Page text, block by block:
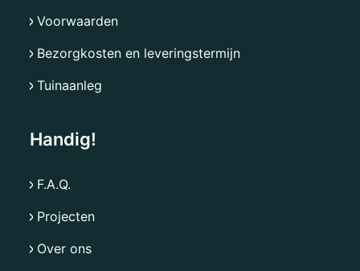
Voorwaarden
Bezorgkosten en leveringstermijn
Tuinaanleg
Handig!
F.A.Q.
Projecten
Over ons